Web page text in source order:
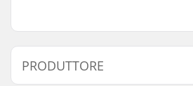
PRODUTTORE